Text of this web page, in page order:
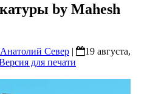
by Mahesh
Анатолий Север |
19 августа,
для печати